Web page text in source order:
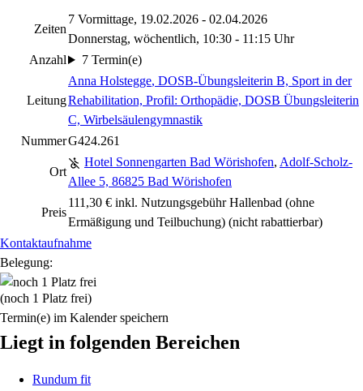
Zeiten
7 Vormittage, 19.02.2026 - 02.04.2026
Donnerstag, wöchentlich, 10:30 - 11:15 Uhr
Anzahl
7 Termin(e)
Leitung
Anna Holstegge, DOSB-Übungsleiterin B, Sport in der
Rehabilitation, Profil: Orthopädie, DOSB Übungsleiterin
C, Wirbelsäulengymnastik
NummerG424.261
Ort
Hotel Sonnengarten Bad Wörishofen, Adolf-Scholz-
Allee 5, 86825 Bad Wörishofen
Preis
111,30 € inkl. Nutzungsgebühr Hallenbad (ohne
Ermäßigung und Teilbuchung) (nicht rabattierbar)
Kontaktaufnahme
Belegung:
(noch 1 Platz frei)
Termin(e) im Kalender speichern
Liegt in folgenden Bereichen
Rundum fit